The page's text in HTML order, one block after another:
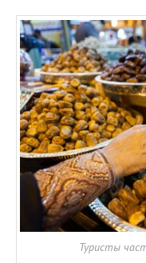
Туристы